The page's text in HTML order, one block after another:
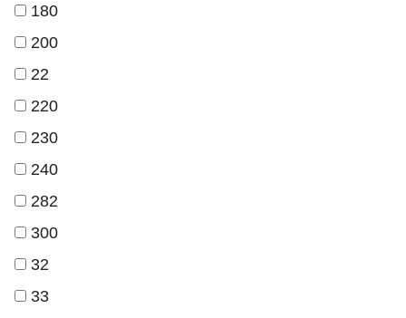
180
200
22
220
230
240
282
300
32
33